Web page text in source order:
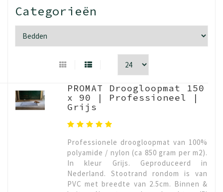
Categorieën
PROMAT Droogloopmat 150
x 90 | Professioneel |
Grijs
Professionele droogloopmat van 100%
polyamide / nylon (ca 850 gram per m2).
In kleur Grijs. Geproduceerd in
Nederland. Stootrand rondom is van
PVC met breedte van 2.5cm. Binnen &